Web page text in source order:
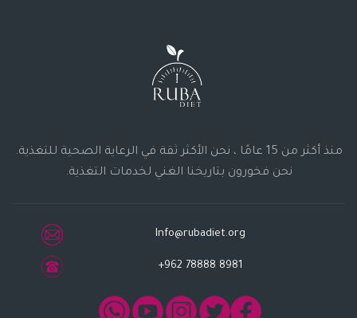
منذ أكثر من 15 عامًا ، نحن الأكثر ثقة في الرعاية الصحية للتغذية.
نحن فخورون بتاريخنا الغني لخدمات التغذية.
Info@rubadiet.org
+962 78888 8981